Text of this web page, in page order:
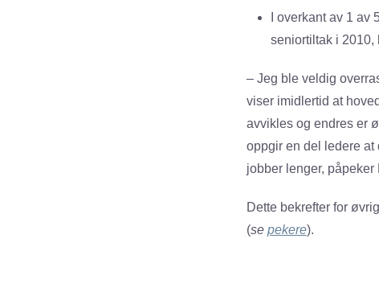
I overkant av 1
seniortiltak i 2010,
– Jeg ble veldig
viser imidlertid at
avvikles og endres er
oppgir en del ledere at
jobber lenger, påpeker
Dette bekrefter for
(se pekere).